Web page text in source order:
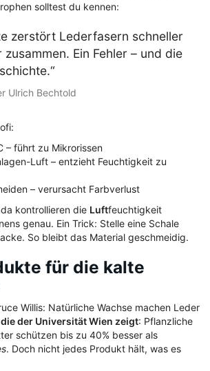
solltest du kennen:
zerstört Lederfasern schneller
zusammen. Ein Fehler – und die
Ulrich Bechtold
– führt zu Mikrorissen
Luft – entzieht Feuchtigkeit zu
– verursacht Farbverlust
kontrollieren die Luftfeuchtigkeit
genau. Ein Trick: Stelle eine Schale
So bleibt das Material geschmeidig.
für die kalte
Willis: Natürliche Wachse machen Leder
der Universität Wien zeigt: Pflanzliche
schützen bis zu 40% besser als
. Doch nicht jedes Produkt hält, was es